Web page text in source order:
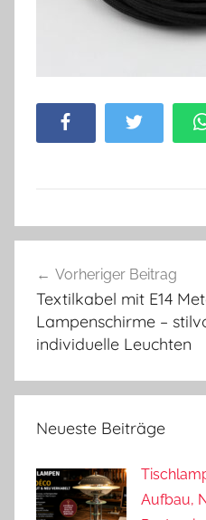
Facebook Twitter
Vorheriger Beitrag
Textilkabel mit E14
Lampenschirme –
individuelle Leuchten
Neueste Beiträge
Aufbau,